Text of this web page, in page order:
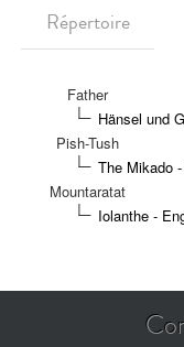
Répertoire
Father
Hänsel und
Pish-Tush
The Mikado
Mountaratat
Iolanthe -